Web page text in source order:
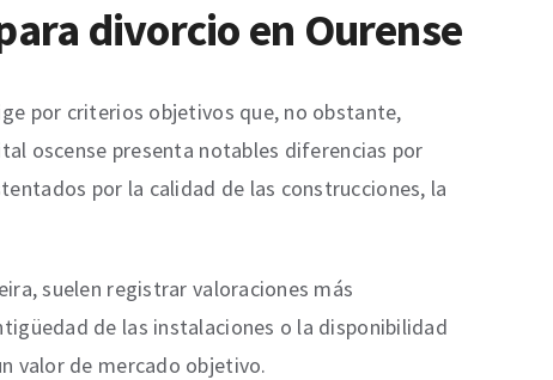
divorcio en Ourense
por criterios objetivos que, no obstante,
oscense presenta notables diferencias por
por la calidad de las construcciones, la
suelen registrar valoraciones más
de las instalaciones o la disponibilidad
valor de mercado objetivo.